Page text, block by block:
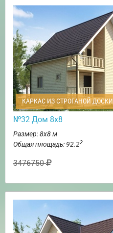
КАРКАС ИЗ СТРОГАНОЙ ДОСКИ
№32 Дом 8х8
Размер: 8х8 м
Общая площадь: 92.22
3476750